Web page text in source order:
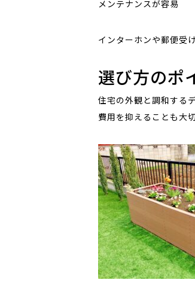
メンテナンスが容易
インターホンや郵便受
選び方のポ
住宅の外観と調和する
費用を抑えることも大切